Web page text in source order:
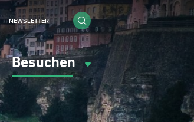
Besuchen
NEWSLETTER